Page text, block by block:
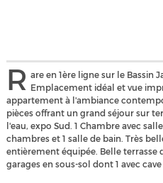
R are en 1ère ligne sur le Bassin
Emplacement idéal et vue
appartement à l'ambiance
pièces offrant un grand séjour sur
l'eau, expo Sud. 1 Chambre avec
chambres et 1 salle de bain. Très
entièrement équipée. Belle terrasse
garages en sous-sol dont 1 avec cave